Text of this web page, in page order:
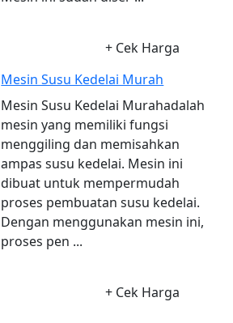
+ Cek Harga
Mesin Susu Kedelai Murah
Mesin Susu Kedelai Murahadalah
mesin yang memiliki fungsi
menggiling dan memisahkan
ampas susu kedelai. Mesin ini
dibuat untuk mempermudah
proses pembuatan susu kedelai.
Dengan menggunakan mesin ini,
proses pen ...
+ Cek Harga